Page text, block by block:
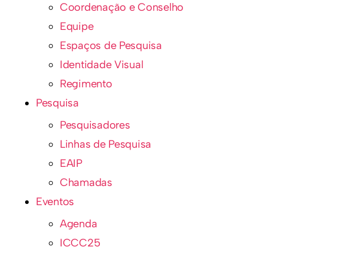
Coordenação e Conselho
Equipe
Espaços de Pesquisa
Identidade Visual
Regimento
Pesquisa
Pesquisadores
Linhas de Pesquisa
EAIP
Chamadas
Eventos
Agenda
ICCC25